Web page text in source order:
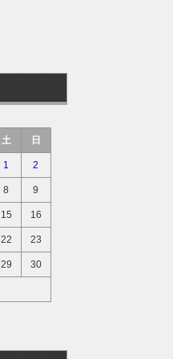
土 日
1 2
8 9
15 16
22 23
29 30